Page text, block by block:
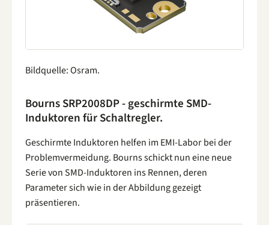
Bildquelle: Osram.
Bourns SRP2008DP - geschirmte SMD-
Induktoren für Schaltregler.
Geschirmte Induktoren helfen im EMI-Labor bei der
Problemvermeidung. Bourns schickt nun eine neue
Serie von SMD-Induktoren ins Rennen, deren
Parameter sich wie in der Abbildung gezeigt
präsentieren.